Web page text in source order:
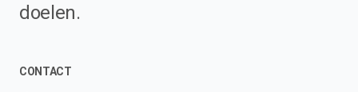
doelen.
CONTACT